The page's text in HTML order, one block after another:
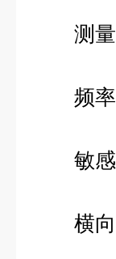
测量
频率
敏感
横向